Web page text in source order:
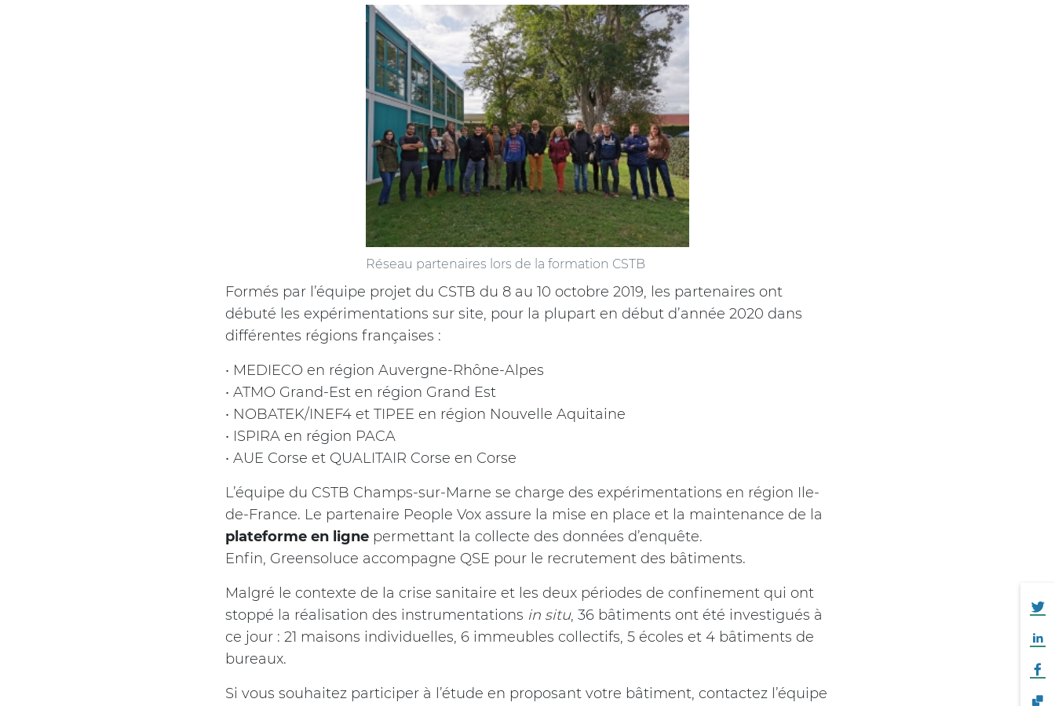
Réseau partenaires lors de la formation CSTB
Formés par l’équipe projet du CSTB du 8 au 10 octobre 2019, les partenaires ont
débuté les expérimentations sur site, pour la plupart en début d’année 2020 dans
différentes régions françaises :
• MEDIECO en région Auvergne-Rhône-Alpes
• ATMO Grand-Est en région Grand Est
• NOBATEK/INEF4 et TIPEE en région Nouvelle Aquitaine
• ISPIRA en région PACA
• AUE Corse et QUALITAIR Corse en Corse
L’équipe du CSTB Champs-sur-Marne se charge des expérimentations en région Ile-
de-France. Le partenaire People Vox assure la mise en place et la maintenance de la
plateforme en ligne permettant la collecte des données d’enquête.
Enfin, Greensoluce accompagne QSE pour le recrutement des bâtiments.
Malgré le contexte de la crise sanitaire et les deux périodes de confinement qui ont
stoppé la réalisation des instrumentations in situ, 36 bâtiments ont été investigués à
ce jour : 21 maisons individuelles, 6 immeubles collectifs, 5 écoles et 4 bâtiments de
bureaux.
Si vous souhaitez participer à l’étude en proposant votre bâtiment, contactez l’équipe